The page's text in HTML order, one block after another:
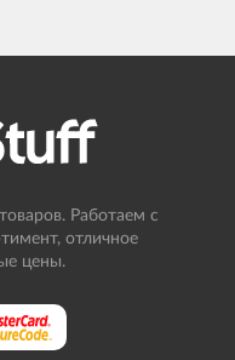
Работаем с
отличное
цены.